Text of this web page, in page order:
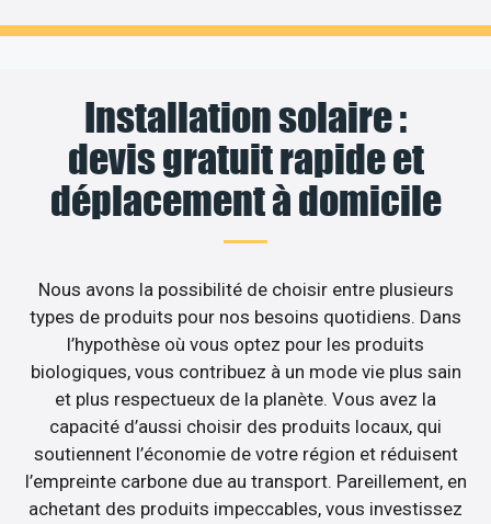
Installation solaire :
devis gratuit rapide et
déplacement à domicile
Nous avons la possibilité de choisir entre plusieurs
types de produits pour nos besoins quotidiens. Dans
l’hypothèse où vous optez pour les produits
biologiques, vous contribuez à un mode vie plus sain
et plus respectueux de la planète. Vous avez la
capacité d’aussi choisir des produits locaux, qui
soutiennent l’économie de votre région et réduisent
l’empreinte carbone due au transport. Pareillement, en
achetant des produits impeccables, vous investissez